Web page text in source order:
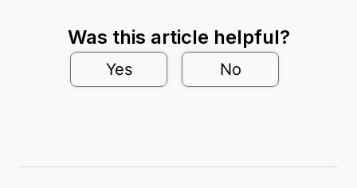
Was this article helpful?
Yes No